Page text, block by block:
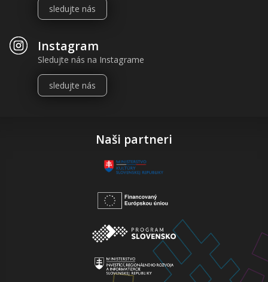
sledujte nás
Instagram
Sledujte nás na Instagrame
sledujte nás
Naši partneri